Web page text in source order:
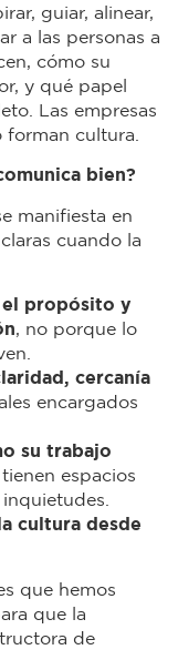
guiar, alinear,
a las personas a
cómo su
y qué papel
Las empresas
forman cultura.
bien?
manifiesta en
cuando la
el propósito y
, no porque lo
cercanía
encargados
su trabajo
tienen espacios
cultura desde
que hemos
que la
de